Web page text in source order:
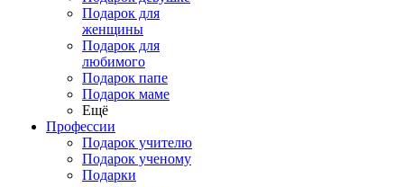
Подарок для
женщины
Подарок для
любимого
Подарок папе
Подарок маме
Ещё
Профессии
Подарок учителю
Подарок ученому
Подарки